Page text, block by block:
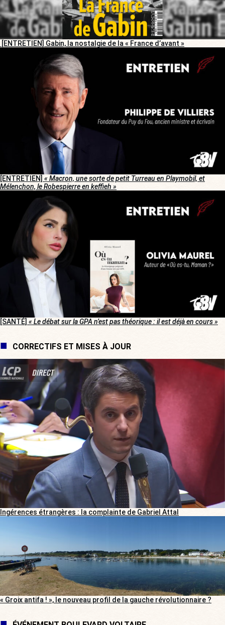
[ENTRETIEN] Gabin, la nostalgie de la « France d’avant »
[ENTRETIEN] « Macron, une sorte de petit Turreau en Playmobil, et
Mélenchon, le Robespierre en keffieh »
[SANTÉ] « Le débat sur la GPA n’est pas théorique : il est déjà en cours »
CORRECTIFS ET MISES À JOUR
Ingérences étrangères : la complainte de Gabriel Attal
« Groix antifa ! », le nouveau profil de la gauche révolutionnaire ?